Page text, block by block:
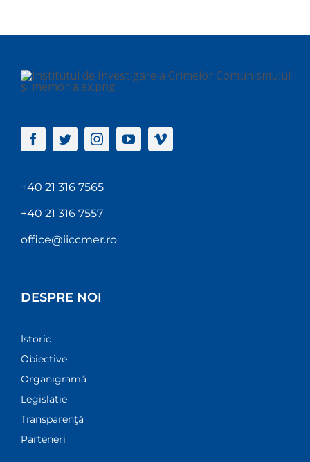
+40 21 316 7565
+40 21 316 7557
office@iiccmer.ro
DESPRE NOI
Istoric
Obiective
Organigramă
Legislație
Transparenţă
Parteneri